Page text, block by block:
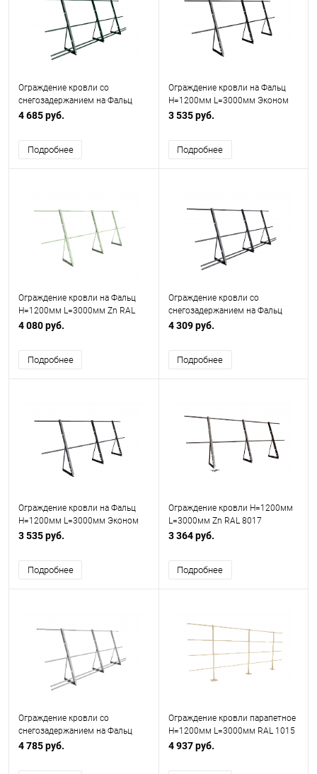
Ограждение кровли со
снегозадержанием на Фальц
H=1200мм L=3000мм
4 685 руб.
Подробнее
Ограждение кровли на Фальц
H=1200мм L=3000мм Эконом
RAL 8019
3 535 руб.
Подробнее
Ограждение кровли на Фальц
H=1200мм L=3000мм Zn RAL
6019
4 080 руб.
Подробнее
Ограждение кровли со
снегозадержанием на Фальц
H=1200мм L=3000мм Эконом
4 309 руб.
Подробнее
Ограждение кровли на Фальц
H=1200мм L=3000мм Эконом
RAL 7024
3 535 руб.
Подробнее
Ограждение кровли H=1200мм
L=3000мм Zn RAL 8017
3 364 руб.
Подробнее
Ограждение кровли со
снегозадержанием на Фальц
H=1200мм L=3000мм Zn
4 785 руб.
Ограждение кровли парапетное
H=1200мм L=3000мм RAL 1015
4 трубы (Тип 1)
4 937 руб.